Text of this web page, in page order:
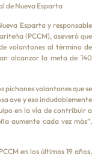
de Nueva Esparta
Esparta y responsable
(PCCM), aseveró que
volantones al término de
alcanzar la meta de 140
pichones volantones que se
ave y eso indudablemente
en la vía de contribuir a
aumente cada vez más”,
en los últimos 19 años,